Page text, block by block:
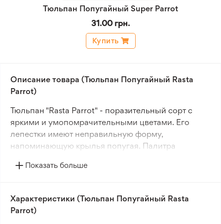
Тюльпан Попугайный Super Parrot
31.00 грн.
Купить
Описание товара (Тюльпан Попугайный Rasta
Parrot)
Тюльпан "Rasta Parrot" - поразительный сорт с
яркими и умопомрачительными цветами. Его
лепестки имеют неправильную форму,
напоминающую крылья попугая. Палитра
этот цветок центром внимания.
к погодным условиям. Идеален для
ландшафтного озеленения. Луковицы "Rasta
Показать больше
Характеристики (Тюльпан Попугайный Rasta
Parrot)